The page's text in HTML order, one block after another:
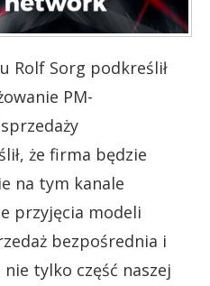
Rolf Sorg podkreślił
PM-
że firma będzie
na tym kanale
przyjęcia modeli
bezpośrednia i
tylko część naszej